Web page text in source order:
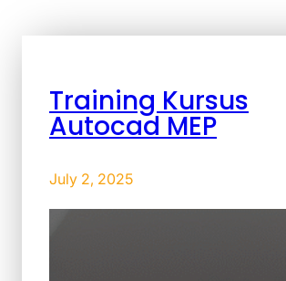
Training Kursus
Autocad MEP
July 2, 2025